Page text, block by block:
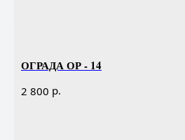
ОГРАДА ОР - 14
2 800 р.